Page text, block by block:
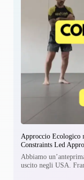
Approccio Ecologico
Constraints Led
Abbiamo
uscito negli USA.